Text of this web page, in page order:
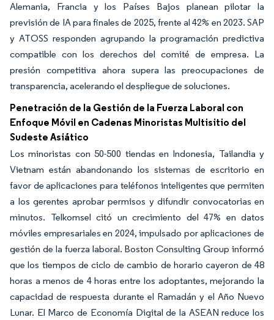
Alemania, Francia y los Países Bajos planean pilotar la
previsión de IA para finales de 2025, frente al 42% en 2023. SAP
y ATOSS responden agrupando la programación predictiva
compatible con los derechos del comité de empresa. La
presión competitiva ahora supera las preocupaciones de
transparencia, acelerando el despliegue de soluciones.
Penetración de la Gestión de la Fuerza Laboral con
Enfoque Móvil en Cadenas Minoristas Multisitio del
Sudeste Asiático
Los minoristas con 50-500 tiendas en Indonesia, Tailandia y
Vietnam están abandonando los sistemas de escritorio en
favor de aplicaciones para teléfonos inteligentes que permiten
a los gerentes aprobar permisos y difundir convocatorias en
minutos. Telkomsel citó un crecimiento del 47% en datos
móviles empresariales en 2024, impulsado por aplicaciones de
gestión de la fuerza laboral. Boston Consulting Group informó
que los tiempos de ciclo de cambio de horario cayeron de 48
horas a menos de 4 horas entre los adoptantes, mejorando la
capacidad de respuesta durante el Ramadán y el Año Nuevo
Lunar. El Marco de Economía Digital de la ASEAN reduce los